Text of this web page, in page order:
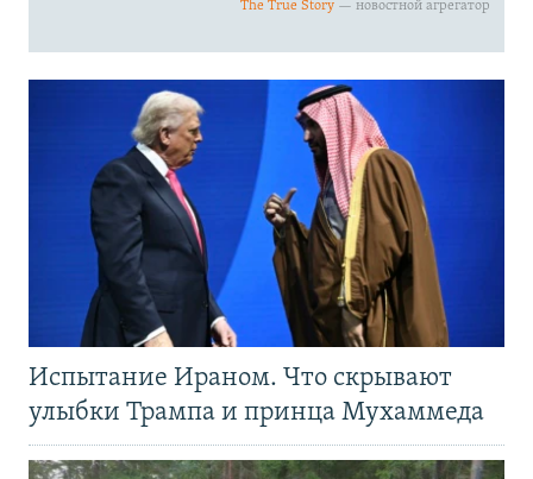
Испытание Ираном. Что скрывают
улыбки Трампа и принца Мухаммеда